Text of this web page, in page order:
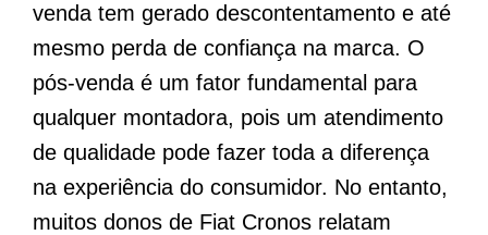
venda tem gerado descontentamento e até
mesmo perda de confiança na marca. O
pós-venda é um fator fundamental para
qualquer montadora, pois um atendimento
de qualidade pode fazer toda a diferença
na experiência do consumidor. No entanto,
muitos donos de Fiat Cronos relatam